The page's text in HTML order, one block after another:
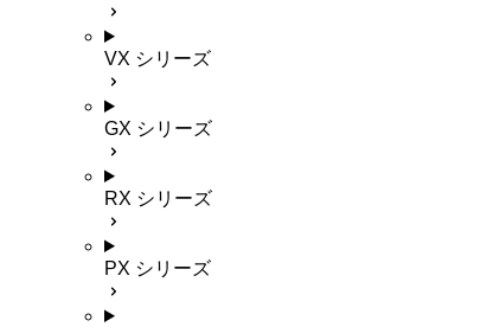
VX シリーズ
GX シリーズ
RX シリーズ
PX シリーズ